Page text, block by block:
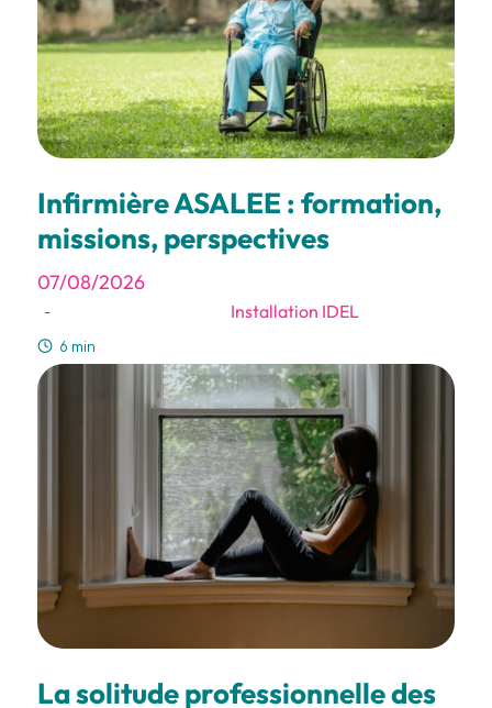
Infirmière ASALEE : formation,
missions, perspectives
07/08/2026
- Installation IDEL
6 min
La solitude professionnelle des